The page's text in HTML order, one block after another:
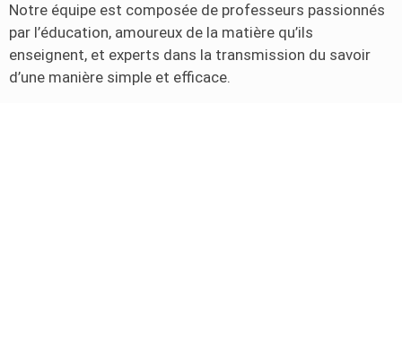
Notre équipe est composée de professeurs passionnés
par l’éducation, amoureux de la matière qu’ils
enseignent, et experts dans la transmission du savoir
d’une manière simple et efficace.